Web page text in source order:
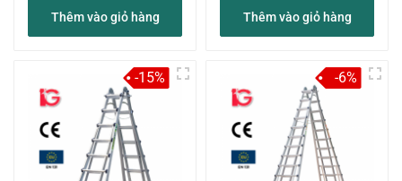
Thêm vào giỏ hàng Thêm vào giỏ hàng
-15% -6%